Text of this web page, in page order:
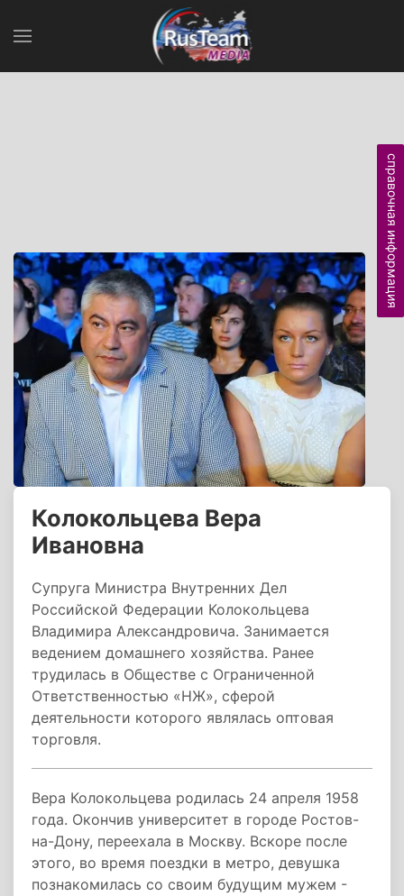
Колокольцева Вера
Ивановна
Супруга Министра Внутренних Дел
Российской Федерации Колокольцева
Владимира Александровича. Занимается
ведением домашнего хозяйства. Ранее
трудилась в Обществе с Ограниченной
Ответственностью «НЖ», сферой
деятельности которого являлась оптовая
торговля.
Вера Колокольцева родилась 24 апреля 1958
года. Окончив университет в городе Ростов-
на-Дону, переехала в Москву. Вскоре после
этого, во время поездки в метро, девушка
познакомилась со своим будущим мужем -
справочная информация